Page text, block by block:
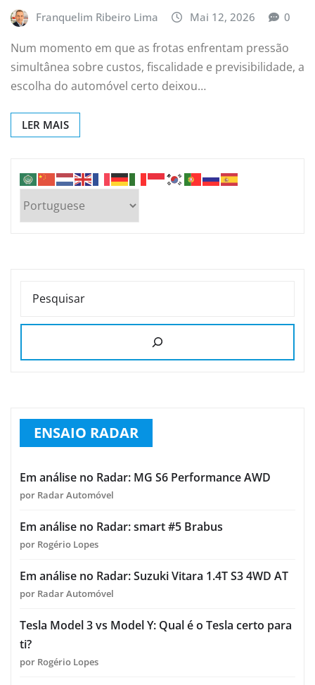
Franquelim Ribeiro Lima Mai 12, 2026 0
Num momento em que as frotas enfrentam pressão
simultânea sobre custos, fiscalidade e previsibilidade, a
escolha do automóvel certo deixou…
LER MAIS
PESQUISAR
ENSAIO RADAR
Em análise no Radar: MG S6 Performance AWD
por Radar Automóvel
Em análise no Radar: smart #5 Brabus
por Rogério Lopes
Em análise no Radar: Suzuki Vitara 1.4T S3 4WD AT
por Radar Automóvel
Tesla Model 3 vs Model Y: Qual é o Tesla certo para
ti?
por Rogério Lopes